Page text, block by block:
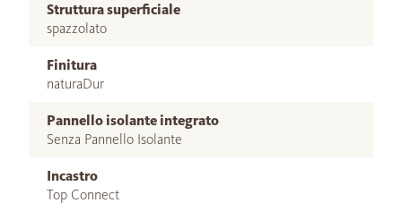
Struttura superficiale
spazzolato
Finitura
naturaDur
Pannello isolante integrato
Senza Pannello Isolante
Incastro
Top Connect